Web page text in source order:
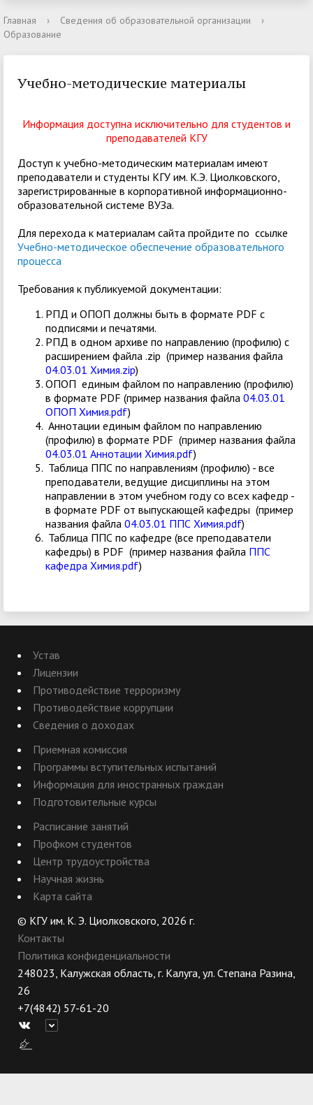
Главная › Сведения об образовательной организации
›
Образование
Учебно-методические материалы
Информация доступна исключительно для студентов и
преподавателей КГУ
Доступ к учебно-методическим материалам имеют
преподаватели и студенты КГУ им. К.Э. Циолковского,
зарегистрированные в корпоративной информационно-
образовательной системе​ ВУ​За.
Для перехода к материалам сайта пройдите по ссылке
Учебно-методическое обеспечение образовательного
процесса
Требования к публикуемой документации:
РПД и ОПОП должны быть в формате PDF с
подписями и печатями.
РПД в одном архиве по направлению (профилю) с
расширением файла .zip (пример названия файла
04.03.01 Химия.zip)
ОПОП единым файлом по направлению (профилю)
в формате PDF (пример названия файла 04.03.01
ОПОП Химия.pdf)
Аннотации единым файлом по направлению
(профилю) в формате PDF (пример названия файла
04.03.01 Аннотации Химия.pdf)
Таблица ППС по направлениям (профилю) - все
преподаватели, ведущие дисциплины на этом
направлении в этом учебном году со всех кафедр -
в формате PDF от выпускающей кафедры (пример
названия файла 04.03.01 ППС Химия.pdf)
Таблица ППС по кафедре (все преподаватели
кафедры) в PDF (пример названия файла ППС
кафедра Химия.pdf)
Устав
Лицензии
Противодействие терроризму
Противодействие коррупции
Сведения о доходах
Приемная комиссия
Программы вступительных испытаний
Информация для иностранных граждан
Подготовительные курсы
Расписание занятий
Профком студентов
Центр трудоустройства
Научная жизнь
Карта сайта
© КГУ им. К. Э. Циолковского, 2026 г.
Контакты
Политика конфиденциальности
248023, Калужская область, г. Калуга, ул. Степана Разина,
26
+7(4842) 57-61-20